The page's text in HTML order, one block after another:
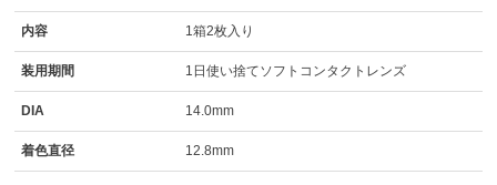
内容 1箱2枚入り
装用期間 1日使い捨てソフトコンタクトレンズ
DIA 14.0mm
着色直径 12.8mm